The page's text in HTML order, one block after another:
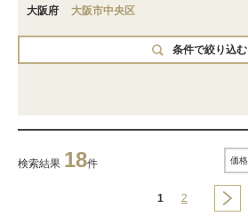
大阪府 大阪市中央区
条件で絞り込む
検索結果 18件
1 2